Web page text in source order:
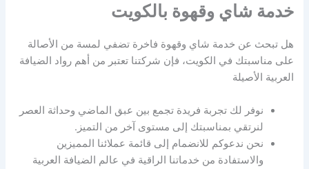
خدمة شاي وقهوة بالكويت
هل تبحث عن خدمة شاي وقهوة فاخرة تضفي لمسة من الأصالة
على مناسبتك في الكويت، فإن شركتنا تعتبر من أهم رواد الضيافة
العربية الأصيلة
نوفر لك تجربة فريدة تجمع بين عبق الماضي وحداثة العصر
لنرتقي بمناسبتك إلى مستوى آخر من التميز.
نحن ندعوكم للانضمام إلى قائمة عملائنا المميزين
والاستفادة من خدماتنا الراقية في عالم الضيافة العربية